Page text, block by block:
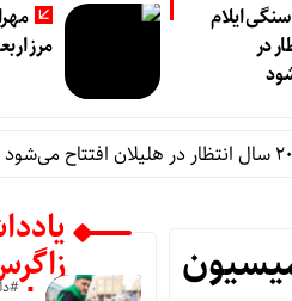
ایلام
در
مرز